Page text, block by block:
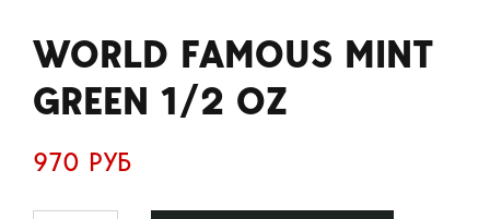
WORLD FAMOUS MINT
GREEN 1/2 OZ
970 РУБ